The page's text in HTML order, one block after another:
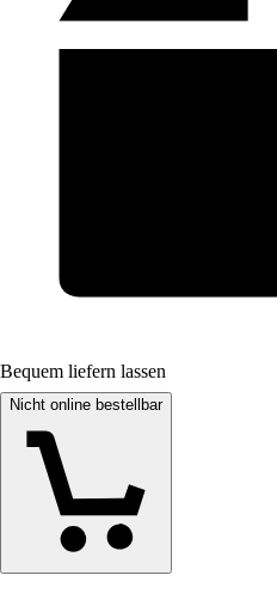
Bequem liefern lassen
Nicht online bestellbar